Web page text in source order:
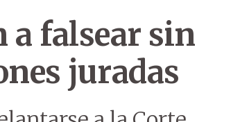
falsear sin
juradas